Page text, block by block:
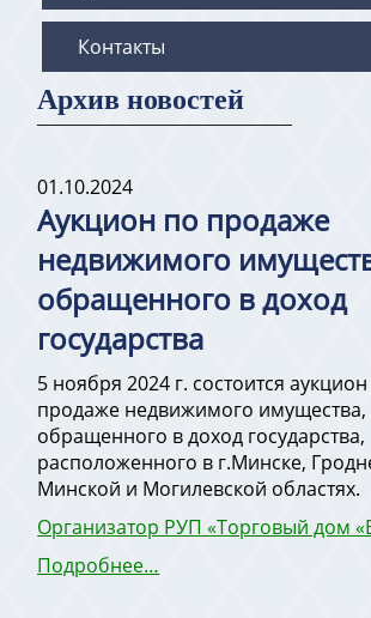
Контакты
Архив новостей
01.10.2024
Аукцион по продаже
недвижимого
обращенного в доход
государства
5 ноября 2024 г. состоится
продаже недвижимого имущества,
обращенного в доход государства,
расположенного в г.Минске,
Минской и Могилевской областях.
Организатор РУП «Торговый дом
Подробнее…